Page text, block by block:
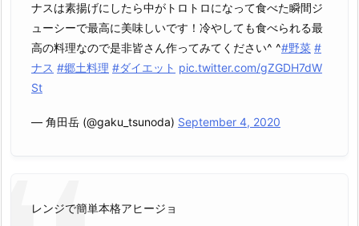
ナスは素揚げにしたら中がトロトロになって食べた瞬間ジ
ューシーで最高に美味しいです！冷やしても食べられる最
高の料理なので是非皆さん作ってみてください^ ^#野菜 #
ナス #郷土料理 #ダイエット pic.twitter.com/gZGDH7dW
St
— 角田岳 (@gaku_tsunoda) September 4, 2020
レンジで簡単本格アヒージョ